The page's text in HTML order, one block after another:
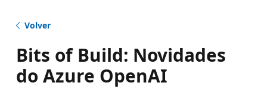
Volver
Bits of Build: Novidades
do Azure OpenAI